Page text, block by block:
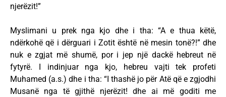
njerëzit!”
Myslimani u prek nga kjo dhe i tha: “A e thua këtë,
ndërkohë që i dërguari i Zotit është në mesin tonë?!” dhe
nuk e zgjat më shumë, por i jep një dackë hebreut në
fytyrë. I indinjuar nga kjo, hebreu vajti tek profeti
Muhamed (a.s.) dhe i tha: “I thashë jo për Atë që e zgjodhi
Musanë nga të gjithë njerëzit! dhe ai më goditi me